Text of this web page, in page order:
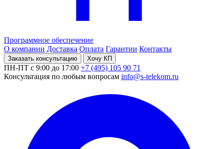
Программное обеспечение
О компании Доставка Оплата Гарантии Контакты
Заказать консультацию Хочу КП
ПН-ПТ с 9:00 до 17:00 +7 (495) 105 90 71
Консультация по любым вопросам info@s-telekom.ru